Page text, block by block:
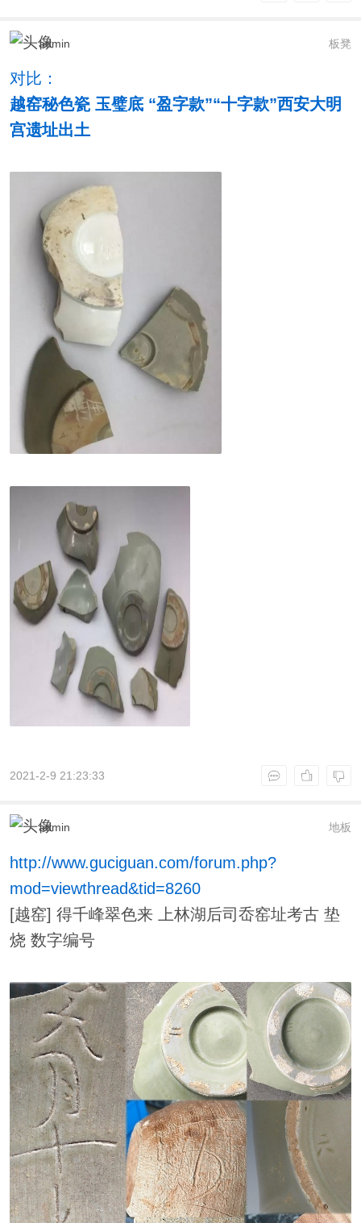
板凳
admin
对比：
越窑秘色瓷 玉璧底 “盈字款”“十字款”西安大明
宫遗址出土
2021-2-9 21:23:33
地板
admin
http://www.guciguan.com/forum.php?
mod=viewthread&tid=8260
[越窑] 得千峰翠色来 上林湖后司岙窑址考古 垫
烧 数字编号